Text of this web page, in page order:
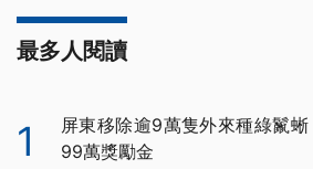
最多人閱讀
1
屏東移除逾9萬隻外來種綠鬣
99萬獎勵金